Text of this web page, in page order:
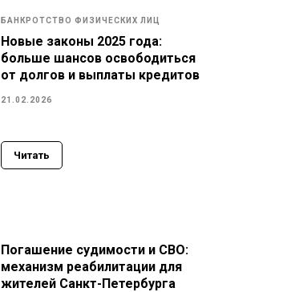
БАНКРОТСТВО ФИЗИЧЕСКИХ ЛИЦ
Новые законы 2025 года:
больше шансов освободиться
от долгов и выплаты кредитов
21.02.2026
Читать
Погашение судимости и СВО:
механизм реабилитации для
жителей Санкт-Петербурга